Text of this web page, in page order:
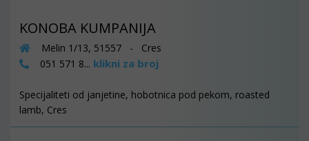
KONOBA KUMPANIJA
Melin 1/13, 51557 - Cres
051 571 8... klikni za broj
Specijaliteti od janjetine, hobotnica pod pekom, roasted
lamb, Cres